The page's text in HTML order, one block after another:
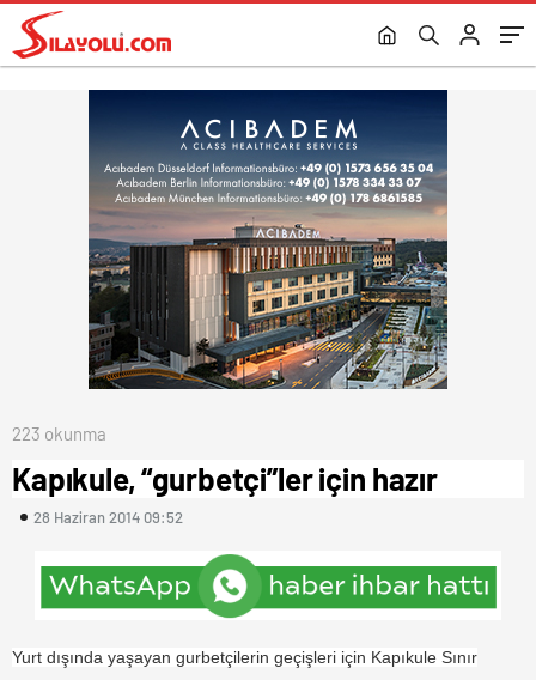
223 okunma
Kapıkule, “gurbetçi”ler için hazır
28 Haziran 2014 09:52
Yurt dışında yaşayan gurbetçilerin geçişleri için Kapıkule Sınır